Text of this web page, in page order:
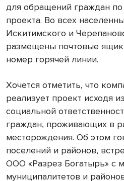
для обращений граждан
проекта. Во всех
Искитимского и
размещены почтовые
номер горячей линии.
Хочется отметить, что
реализует проект исходя
социальной
граждан, проживающих в
месторождения. Об этом
поселений и районов,
ООО «Разрез Богатырь» с
муниципалитетов и